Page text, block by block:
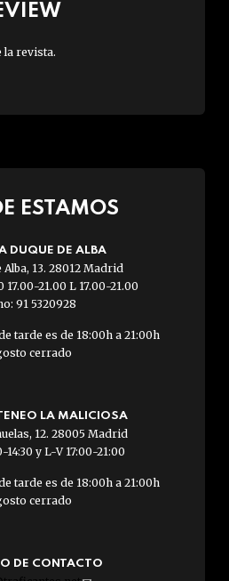
la revista.
ESTAMOS
DUQUE DE ALBA
Alba, 13. 28012 Madrid
17.00-21.00 L 17.00-21.00
91 5320928
tarde es de 18:00h a 21:00h
cerrado
LA MALICIOSA
12. 28005 Madrid
14:30 y L-V 17:00-21:00
tarde es de 18:00h a 21:00h
cerrado
DE CONTACTO